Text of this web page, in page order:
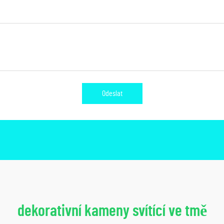
Odeslat
dekorativní kameny svítící ve tmě